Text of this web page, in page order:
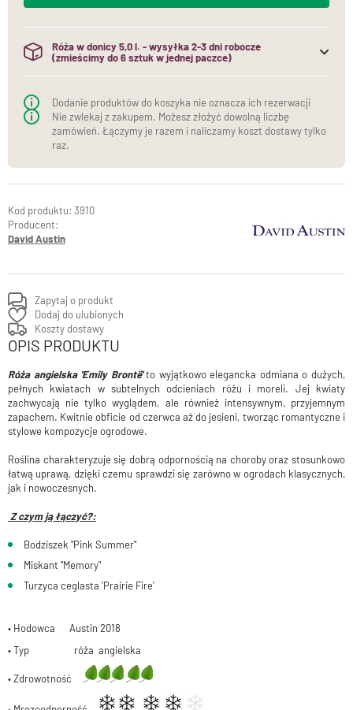
3910
Producent:
David Austin
Zapytaj o produkt
Dodaj do ulubionych
Koszty dostawy
OPIS PRODUKTU
Róża angielska 'Emily Brontë'to wyjątkowo elegancka odmiana o dużych,
pełnych kwiatach w subtelnych odcieniach różu i moreli. Jej kwiaty
zachwycają nie tylko wyglądem, ale również intensywnym, przyjemnym
zapachem. Kwitnie obficie od czerwca aż do jesieni, tworząc romantyczne i
stylowe kompozycje ogrodowe.
Roślina charakteryzuje się dobrą odpornością na choroby oraz stosunkowo
łatwą uprawą, dzięki czemu sprawdzi się zarówno w ogrodach klasycznych,
jak i nowoczesnych.
Z czym ją łączyć?:
Bodziszek "Pink Summer"
Miskant "Memory"
Turzyca ceglasta 'Prairie Fire'
• Hodowca Austin 2018
• Typ róża angielska
• Zdrowotność
Róża w donicy 5,0 l. - wysyłka 2-3 dni robocze
(zmieścimy do 6 sztuk w jednej paczce)
(do jednej paczki mieścimy maksymalnie 6 sztuk róż w
Dodanie produktów do koszyka nie oznacza ich rezerwacji
Nie zwlekaj z zakupem. Możesz złożyć dowolną liczbę
zamówień. Łączymy je razem i naliczamy koszt dostawy tylko
raz.